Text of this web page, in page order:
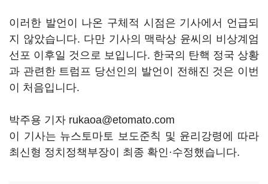
이러한 발언이 나온 구체적 시점은 기사에서 언급되
지 않았습니다. 다만 기사의 맥락상 윤씨의 비상계엄
선포 이후일 것으로 보입니다. 한국의 탄핵 정국 상황
과 관련한 트럼프 당선인의 발언이 전해진 것은 이번
이 처음입니다.
박주용 기자 rukaoa@etomato.com
이 기사는 뉴스토마토 보도준칙 및 윤리강령에 따라
최신형 정치정책부장이 최종 확인·수정했습니다.